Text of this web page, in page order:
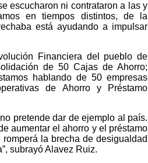
escucharon ni contrataron a las y
en tiempos distintos, de la
está ayudando a impulsar
Financiera del pueblo de
de 50 Cajas de Ahorro;
hablando de 50 empresas
de Ahorro y Préstamo
pretende dar de ejemplo al país.
aumentar el ahorro y el préstamo
la brecha de desigualdad
subrayó Alavez Ruiz.